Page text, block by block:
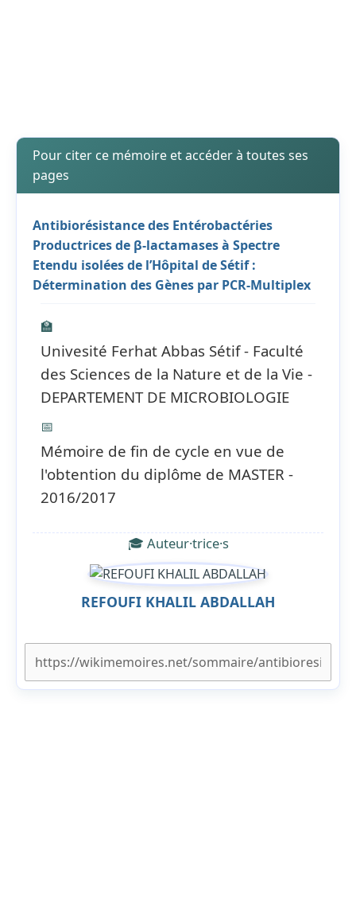
Pour citer ce mémoire et accéder à toutes ses
pages
Antibiorésistance des Entérobactéries
Productrices de β-lactamases à Spectre
Etendu isolées de l’Hôpital de Sétif :
Détermination des Gènes par PCR-Multiplex
🏫
Univesité Ferhat Abbas Sétif - Faculté
des Sciences de la Nature et de la Vie -
DEPARTEMENT DE MICROBIOLOGIE
📅
Mémoire de fin de cycle en vue de
l'obtention du diplôme de MASTER -
2016/2017
🎓 Auteur·trice·s
REFOUFI KHALIL ABDALLAH